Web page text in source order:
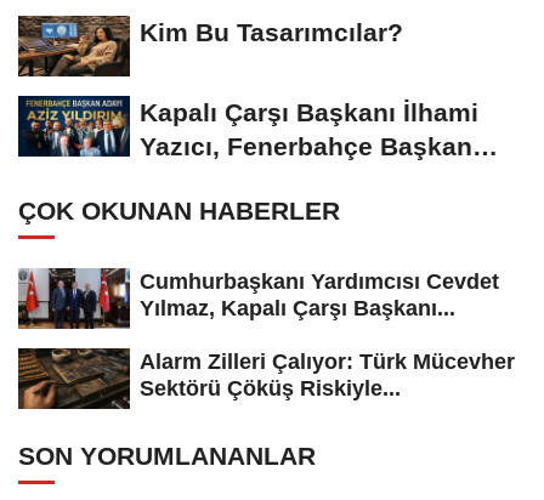
Kim Bu Tasarımcılar?
Kapalı Çarşı Başkanı İlhami
Yazıcı, Fenerbahçe Başkan
ÇOK OKUNAN HABERLER
Cumhurbaşkanı Yardımcısı Cevdet
Yılmaz, Kapalı Çarşı Başkanı...
Alarm Zilleri Çalıyor: Türk Mücevher
Sektörü Çöküş Riskiyle...
SON YORUMLANANLAR